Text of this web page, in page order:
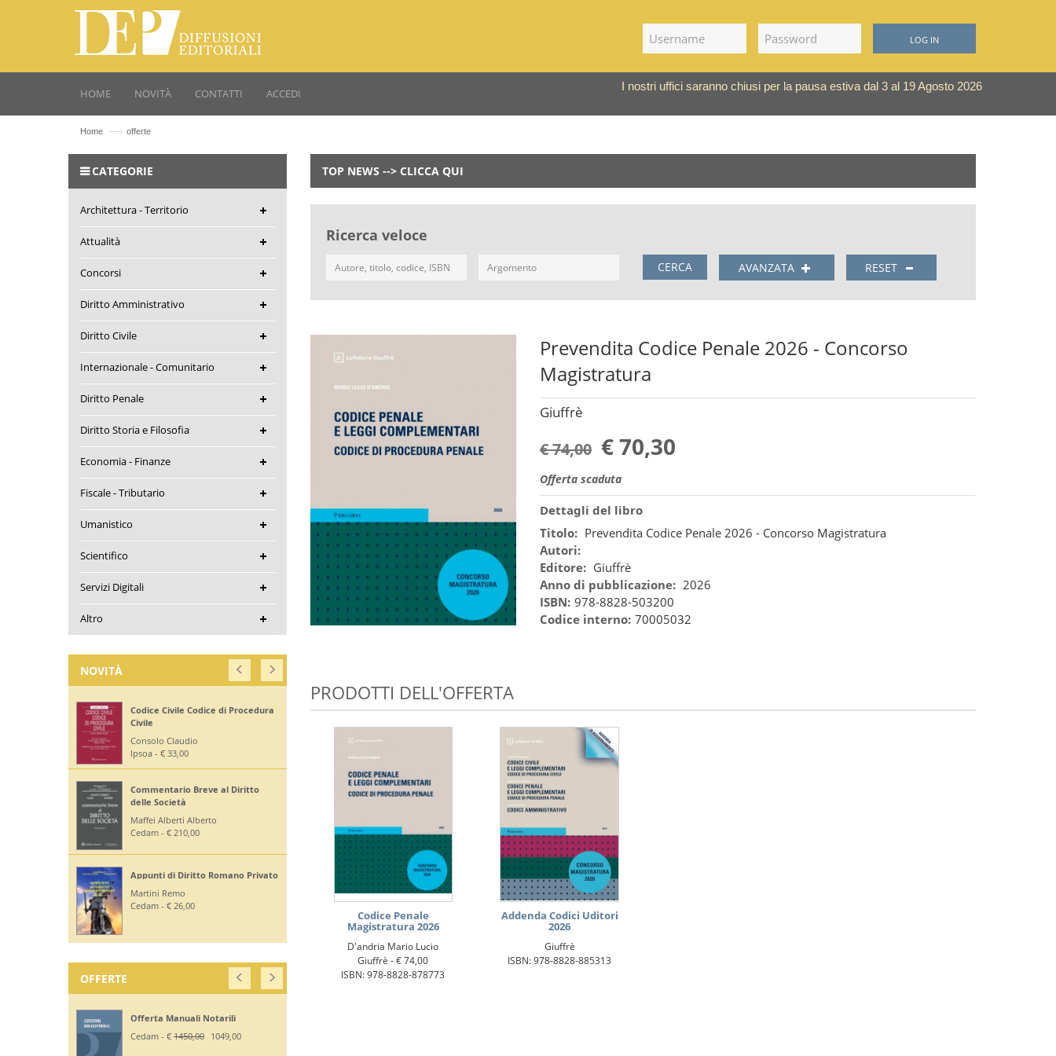
LOG IN
HOME NOVITÀ CONTATTI ACCEDI
I nostri uffici saranno chiusi per la pausa estiva dal 3 al 19 Agosto 2026
Home —› offerte
TOP NEWS --> CLICCA QUI
Ricerca veloce
CERCA AVANZATA RESET
Prevendita Codice Penale 2026 - Concorso
Magistratura
Giuffrè
€ 74,00 € 70,30
Offerta scaduta
Dettagli del libro
Titolo: Prevendita Codice Penale 2026 - Concorso Magistratura
Autori:
Editore: Giuffrè
Anno di pubblicazione: 2026
ISBN: 978-8828-503200
Codice interno: 70005032
PRODOTTI DELL'OFFERTA
Codice Penale
Magistratura 2026
D'andria Mario Lucio
Giuffrè -€ 74,00
ISBN: 978-8828-878773
Addenda Codici Uditori
2026
Giuffrè
ISBN: 978-8828-885313
CATEGORIE
Architettura - Territorio
Attualità
Concorsi
Diritto Amministrativo
Diritto Civile
Internazionale - Comunitario
Diritto Penale
Diritto Storia e Filosofia
Economia - Finanze
Fiscale - Tributario
Umanistico
Scientifico
Servizi Digitali
Altro
NOVITÀ
Codice Civile Codice di Procedura
Civile
Consolo Claudio
Ipsoa - € 33,00
Commentario Breve al Diritto
delle Società
Maffei Alberti Alberto
Cedam - € 210,00
Appunti di Diritto Romano Privato
Martini Remo
Cedam - € 26,00
OFFERTE
Offerta Manuali Notarili
Cedam - € 1450,00 1049,00